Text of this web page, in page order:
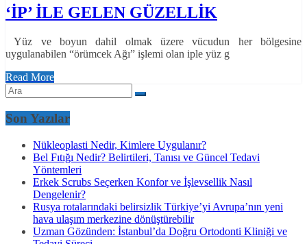
‘İP’ İLE GELEN GÜZELLİK
Yüz ve boyun dahil olmak üzere vücudun her bölgesine
uygulanabilen “örümcek Ağı” işlemi olan iple yüz g
Read More
Son Yazılar
Nükleoplasti Nedir, Kimlere Uygulanır?
Bel Fıtığı Nedir? Belirtileri, Tanısı ve Güncel Tedavi
Yöntemleri
Erkek Scrubs Seçerken Konfor ve İşlevsellik Nasıl
Dengelenir?
Rusya rotalarındaki belirsizlik Türkiye’yi Avrupa’nın yeni
hava ulaşım merkezine dönüştürebilir
Uzman Gözünden: İstanbul’da Doğru Ortodonti Kliniği ve